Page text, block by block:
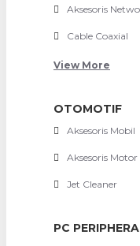
Aksesoris
Cable Coaxial
View More
OTOMOTIF
Aksesoris Mobil
Aksesoris Motor
Jet Cleaner
PC